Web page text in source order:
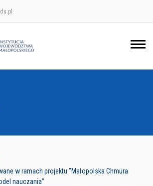
w ramach projektu ”Małopolska Chmura
nauczania”
w Krakowie
w Nowym Sączu
w Tarnowie